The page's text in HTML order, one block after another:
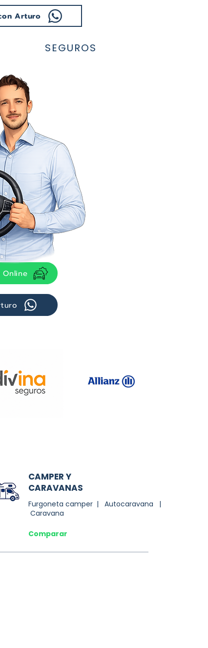
Arturo
SEGUROS
CAMPER Y
CARAVANAS
Furgoneta camper | Autocaravana |
Caravana
Comparar